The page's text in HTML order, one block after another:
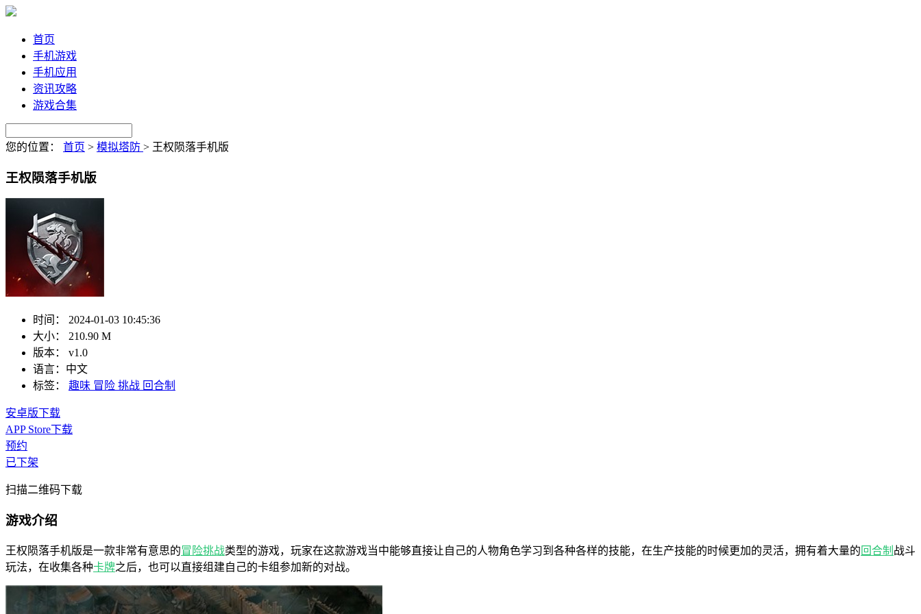
首页
手机游戏
手机应用
资讯攻略
游戏合集
您的位置： 首页 > 模拟塔防 > 王权陨落手机版
王权陨落手机版
时间：
2024-01-03 10:45:36
大小：
210.90 M
版本：
v1.0
语言： 中文
标签：
趣味 冒险 挑战 回合制
安卓版下载
APP Store下载
预约
已下架
扫描二维码下载
游戏介绍
王权陨落手机版是一款非常有意思的冒险挑战类型的游戏，玩家在这款游戏当中能够直接让自己的人物角色学习到各种各样的技能，在生产技能的时候更加的灵活，拥有着大量的 回合制 战斗
玩法，在收集各种卡牌之后，也可以直接组建自己的卡组参加新的对战。